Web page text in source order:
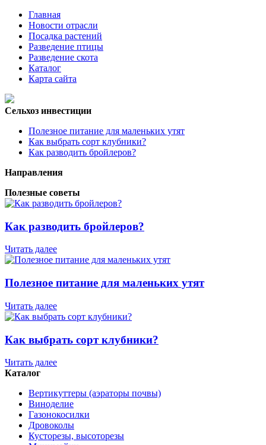
Главная
Новости отрасли
Посадка растений
Разведение птицы
Разведение скота
Каталог
Карта сайта
Сельхоз инвестиции
Полезное питание для маленьких утят
Как выбрать сорт клубники?
Как разводить бройлеров?
Направления
Полезные советы
Как разводить бройлеров?
Читать далее
Полезное питание для маленьких утят
Читать далее
Как выбрать сорт клубники?
Читать далее
Каталог
Вертикуттеры (аэраторы почвы)
Виноделие
Газонокосилки
Дровоколы
Кусторезы, высоторезы